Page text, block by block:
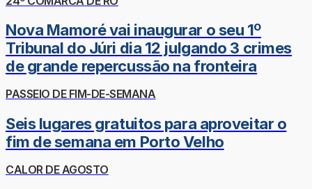
Nova Mamoré vai inaugurar o seu 1º
Tribunal do Júri dia 12 julgando 3 crimes
de grande repercussão na fronteira
PASSEIO DE FIM-DE-SEMANA
Seis lugares gratuitos para aproveitar o
fim de semana em Porto Velho
CALOR DE AGOSTO